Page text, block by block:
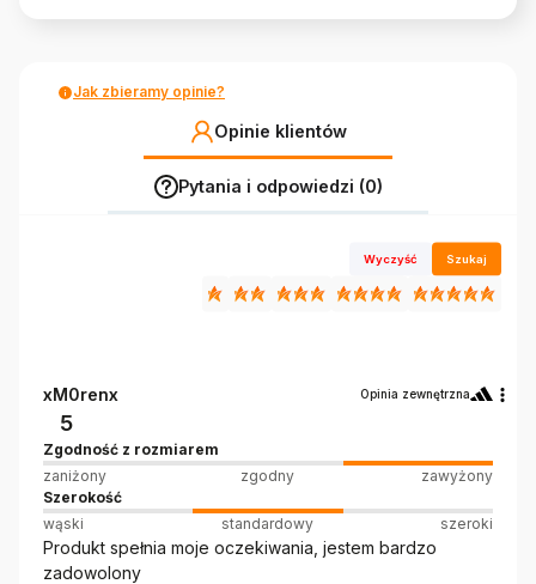
Jak zbieramy opinie?
Opinie klientów
Pytania i odpowiedzi (0)
Wyczyść Szukaj
xM0renx Opinia zewnętrzna
5
Zgodność z rozmiarem
zaniżony
zgodny
zawyżony
Szerokość
wąski
standardowy szeroki
Produkt spełnia moje oczekiwania, jestem bardzo
zadowolony